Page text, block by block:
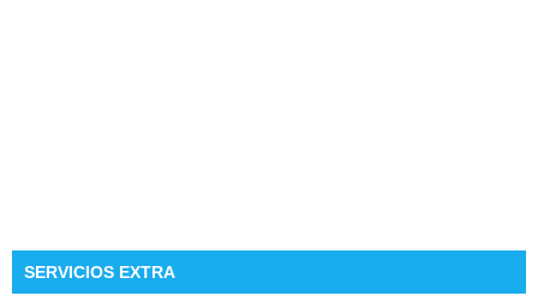
SERVICIOS EXTRA